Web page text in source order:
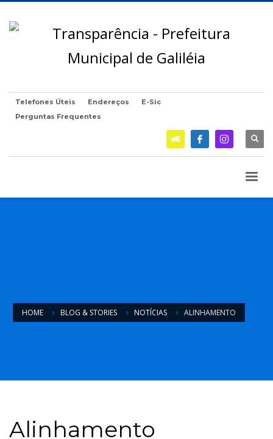
Telefones Úteis Endereços
E-Sic
Perguntas Frequentes
HOME BLOG & STORIES NOTÍCIAS ALINHAMENTO
Alinhamento